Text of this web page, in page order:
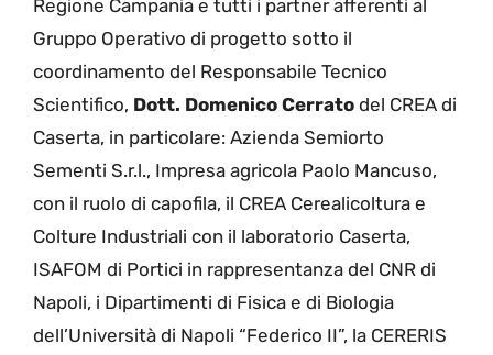
Regione Campania e tutti i partner afferenti al
Gruppo Operativo di progetto sotto il
coordinamento del Responsabile Tecnico
Scientifico, Dott. Domenico Cerrato del CREA di
Caserta, in particolare: Azienda Semiorto
Sementi S.r.l., Impresa agricola Paolo Mancuso,
con il ruolo di capofila, il CREA Cerealicoltura e
Colture Industriali con il laboratorio Caserta,
ISAFOM di Portici in rappresentanza del CNR di
Napoli, i Dipartimenti di Fisica e di Biologia
dell’Università di Napoli “Federico II”, la CERERIS